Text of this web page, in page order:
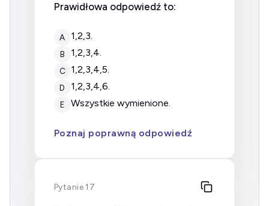
Prawidłowa odpowiedź to:
A 1,2,3.
B 1,2,3,4.
C 1,2,3,4,5.
D 1,2,3,4,6.
E wszystkie wymienione.
Poznaj poprawną odpowiedź
Pytanie 17